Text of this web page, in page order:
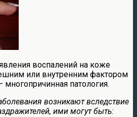
воспалений на коже
или внутренним фактором
патология.
возникают вследствие
ими могут быть: